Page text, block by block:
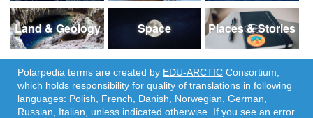
Land & Geology Space Places & Stories
Polarpedia terms are created by EDU-ARCTIC Consortium,
which holds responsibility for quality of translations in following
languages: Polish, French, Danish, Norwegian, German,
Russian, Italian, unless indicated otherwise. If you see an error